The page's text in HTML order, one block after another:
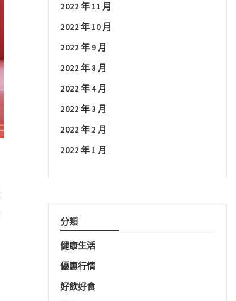
2022 年 11 月
2022 年 10 月
2022 年 9 月
2022 年 8 月
2022 年 4 月
2022 年 3 月
2022 年 2 月
2022 年 1 月
分類
健康生活
優惠行情
好飲好食